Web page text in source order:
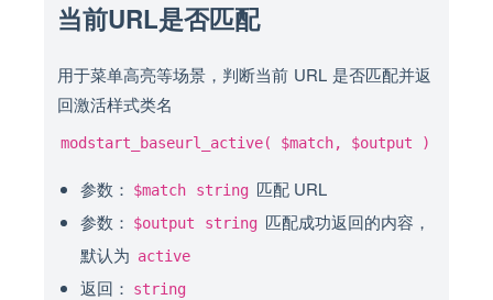
当前URL是否匹配
用于菜单高亮等场景，判断当前 URL 是否匹配并返
回激活样式类名
modstart_baseurl_active( $match, $output )
参数： $match string 匹配 URL
参数：
$output string 匹配成功返回的内容，
默认为 active
返回： string